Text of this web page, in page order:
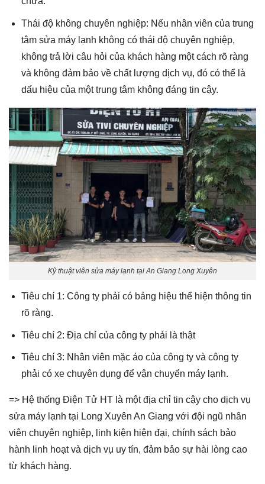
Thái độ không chuyên nghiệp: Nếu nhân viên của trung
tâm sửa máy lạnh không có thái độ chuyên nghiệp,
không trả lời câu hỏi của khách hàng một cách rõ ràng
và không đảm bảo về chất lượng dịch vụ, đó có thể là
dấu hiệu của một trung tâm không đáng tin cậy.
Kỹ thuật viên sửa máy lạnh tại An Giang Long Xuyên
Tiêu chí 1: Công ty phải có bảng hiệu thể hiện thông tin
rõ ràng.
Tiêu chí 2: Địa chỉ của công ty phải là thật
Tiêu chí 3: Nhân viên mặc áo của công ty và công ty
phải có xe chuyên dụng để vận chuyển máy lạnh.
=> Hệ thống Điện Tử HT là một địa chỉ tin cậy cho dịch vụ
sửa máy lạnh tại Long Xuyên An Giang với đội ngũ nhân
viên chuyên nghiệp, linh kiện hiện đại, chính sách bảo
hành linh hoạt và dịch vụ uy tín, đảm bảo sự hài lòng cao
từ khách hàng.